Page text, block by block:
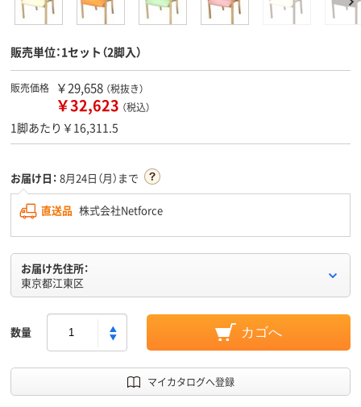
販売単位：1セット（2脚入）
販売価格 ￥29,658 （税抜き）
￥32,623 （税込）
1脚あたり￥16,311.5
お届け日： 8月24日（月）まで
直送品 株式会社Netforce
お届け先住所：
東京都江東区
数量 カゴへ
マイカタログへ登録